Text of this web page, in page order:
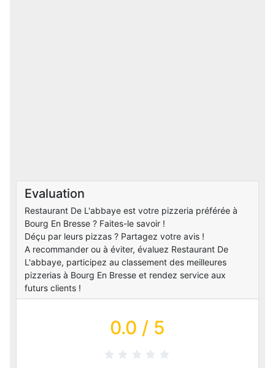
Evaluation
Restaurant De L'abbaye est votre pizzeria préférée à
Bourg En Bresse ? Faites-le savoir !
Déçu par leurs pizzas ? Partagez votre avis !
A recommander ou à éviter, évaluez Restaurant De
L'abbaye, participez au classement des meilleures
pizzerias à Bourg En Bresse et rendez service aux
futurs clients !
0.0 / 5